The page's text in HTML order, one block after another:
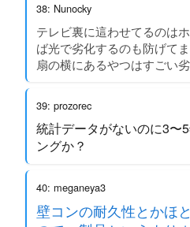
38: Nunocky
テレビ裏に這わせてるのは
ば光で劣化するのも防げて
扇の横にあるやつはすごい
39: prozorec
統計データがないのに3〜
ングか？
40: meganeya3
壁コンの耐久性とかほ